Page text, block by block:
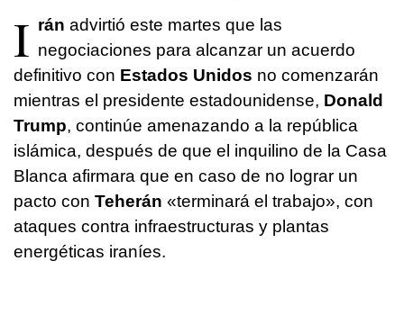
I rán advirtió este martes que las
negociaciones para alcanzar un acuerdo
definitivo con Estados Unidos no comenzarán
mientras el presidente estadounidense, Donald
Trump, continúe amenazando a la república
islámica, después de que el inquilino de la Casa
Blanca afirmara que en caso de no lograr un
pacto con Teherán «terminará el trabajo», con
ataques contra infraestructuras y plantas
energéticas iraníes.